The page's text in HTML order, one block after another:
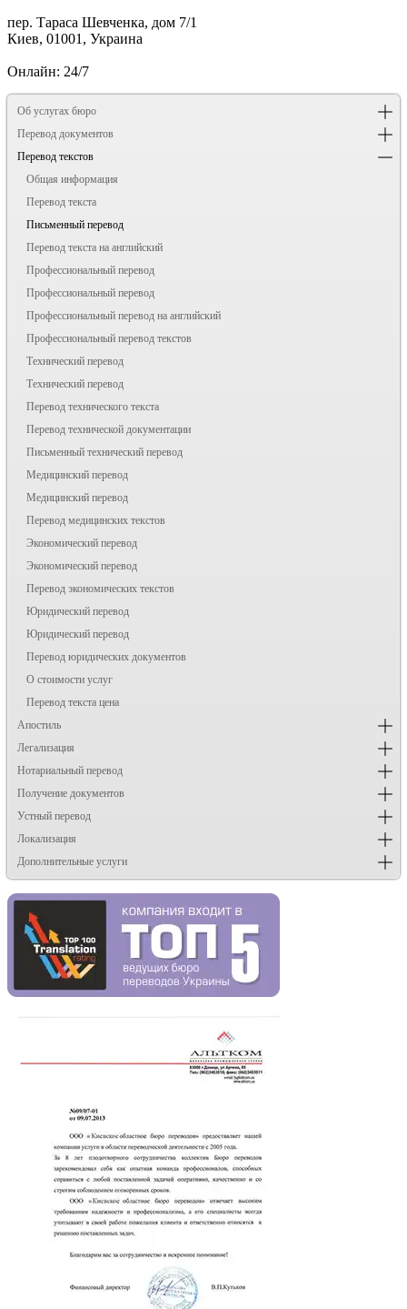
пер. Тараса Шевченка, дом 7/1
Киев, 01001, Украина
Онлайн: 24/7
Об услугах бюро
Перевод документов
Перевод текстов
Общая информация
Перевод текста
Письменный перевод
Перевод текста на английский
Профессиональный перевод
Профессиональный перевод
Профессиональный перевод на английский
Профессиональный перевод текстов
Технический перевод
Технический перевод
Перевод технического текста
Перевод технической документации
Письменный технический перевод
Медицинский перевод
Медицинский перевод
Перевод медицинских текстов
Экономический перевод
Экономический перевод
Перевод экономических текстов
Юридический перевод
Юридический перевод
Перевод юридических документов
О стоимости услуг
Перевод текста цена
Апостиль
Легализация
Нотариальный перевод
Получение документов
Устный перевод
Локализация
Дополнительные услуги